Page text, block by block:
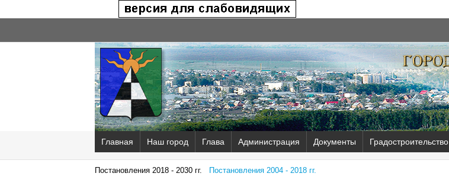
Главная Наш город Глава Администрация Документы Градостроительство
Постановления 2018 - 2030 гг.
Постановления 2004 - 2018 гг.